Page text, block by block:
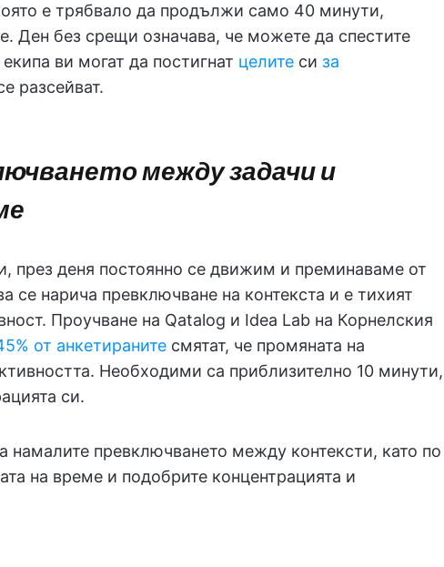
е трябвало да продължи само 40 минути,
Ден без срещи означава, че можете да спестите
ви могат да постигнат целите си за
разсейват.
между задачи и
през деня постоянно се движим и преминаваме от
се нарича превключване на контекста и е тихият
Проучване на Qatalog и Idea Lab на Корнелския
от анкетираните смятат, че промяната на
Необходими са приблизително 10 минути,
си.
превключването между контексти, като по
на време и подобрите концентрацията и